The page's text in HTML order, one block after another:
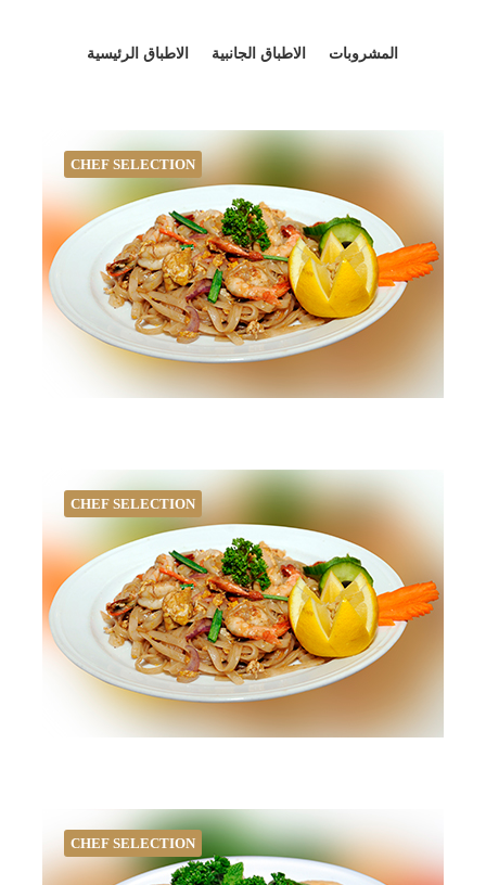
الاطباق الرئيسية الاطباق الجانبية المشروبات
CHEF SELECTION
CHEF SELECTION
CHEF SELECTION